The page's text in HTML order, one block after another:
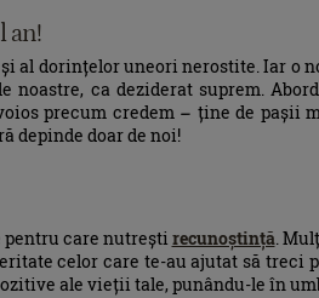
an!
al dorințelor uneori nerostite. Iar o
ca deziderat suprem.
precum credem – ține de pașii
depinde doar de noi!
care nutrești recunoștință.
celor care te-au ajutat să treci
ale vieții tale, punându-le în